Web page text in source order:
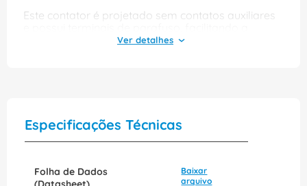
Este contator é projetado sem contatos auxiliares
instalação e manutenção. Sua construção robusta
Especificações Técnicas
Folha de Dados
Baixar
arquivo